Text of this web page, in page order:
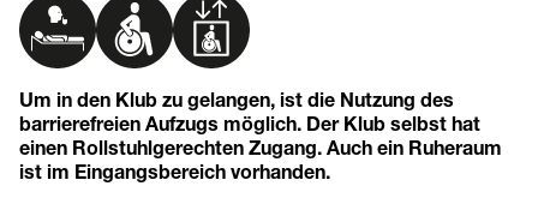
Um in den Klub zu gelangen, ist die Nutzung des
barrierefreien Aufzugs möglich. Der Klub selbst hat
einen Rollstuhlgerechten Zugang. Auch ein Ruheraum
ist im Eingangsbereich vorhanden.